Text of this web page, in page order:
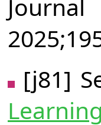
[j81]